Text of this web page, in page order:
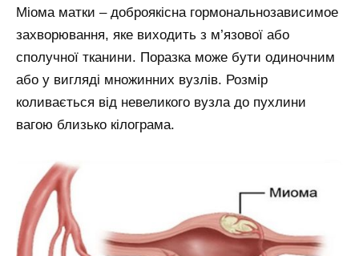
Міома матки – доброякісна гормональнозависимое
захворювання, яке виходить з м’язової або
сполучної тканини. Поразка може бути одиночним
або у вигляді множинних вузлів. Розмір
коливається від невеликого вузла до пухлини
вагою близько кілограма.